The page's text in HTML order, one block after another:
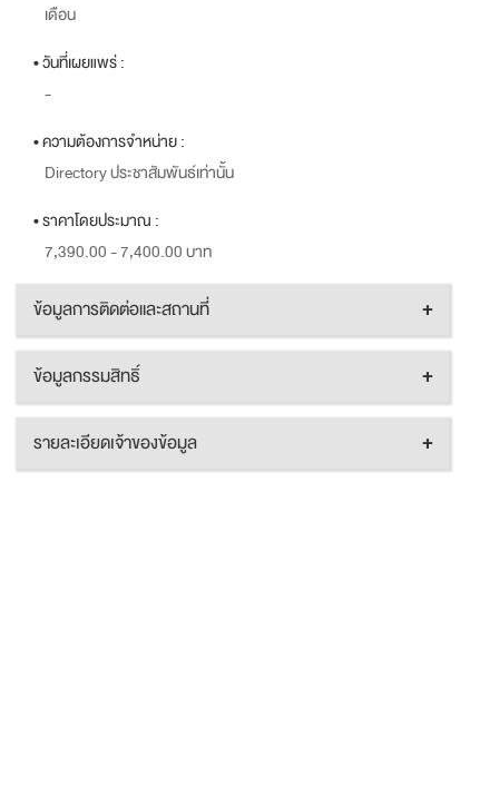
เดือน
• วันที่เผยแพร่ :
-
• ความต้องการจำหน่าย :
Directory ประชาสัมพันธ์เท่านั้น
• ราคาโดยประมาณ :
7,390.00 - 7,400.00 บาท
ข้อมูลการติดต่อและสถานที่ +
ข้อมูลกรรมสิทธิ์ +
รายละเอียดเจ้าของข้อมูล +